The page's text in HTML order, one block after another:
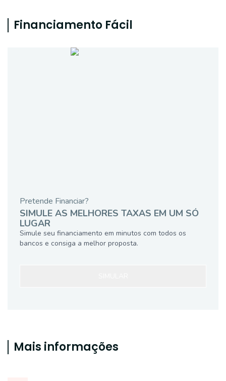
Financiamento Fácil
Pretende Financiar?
SIMULE AS MELHORES TAXAS EM UM SÓ
LUGAR
Simule seu financiamento em minutos com todos os
bancos e consiga a melhor proposta.
Mais informações